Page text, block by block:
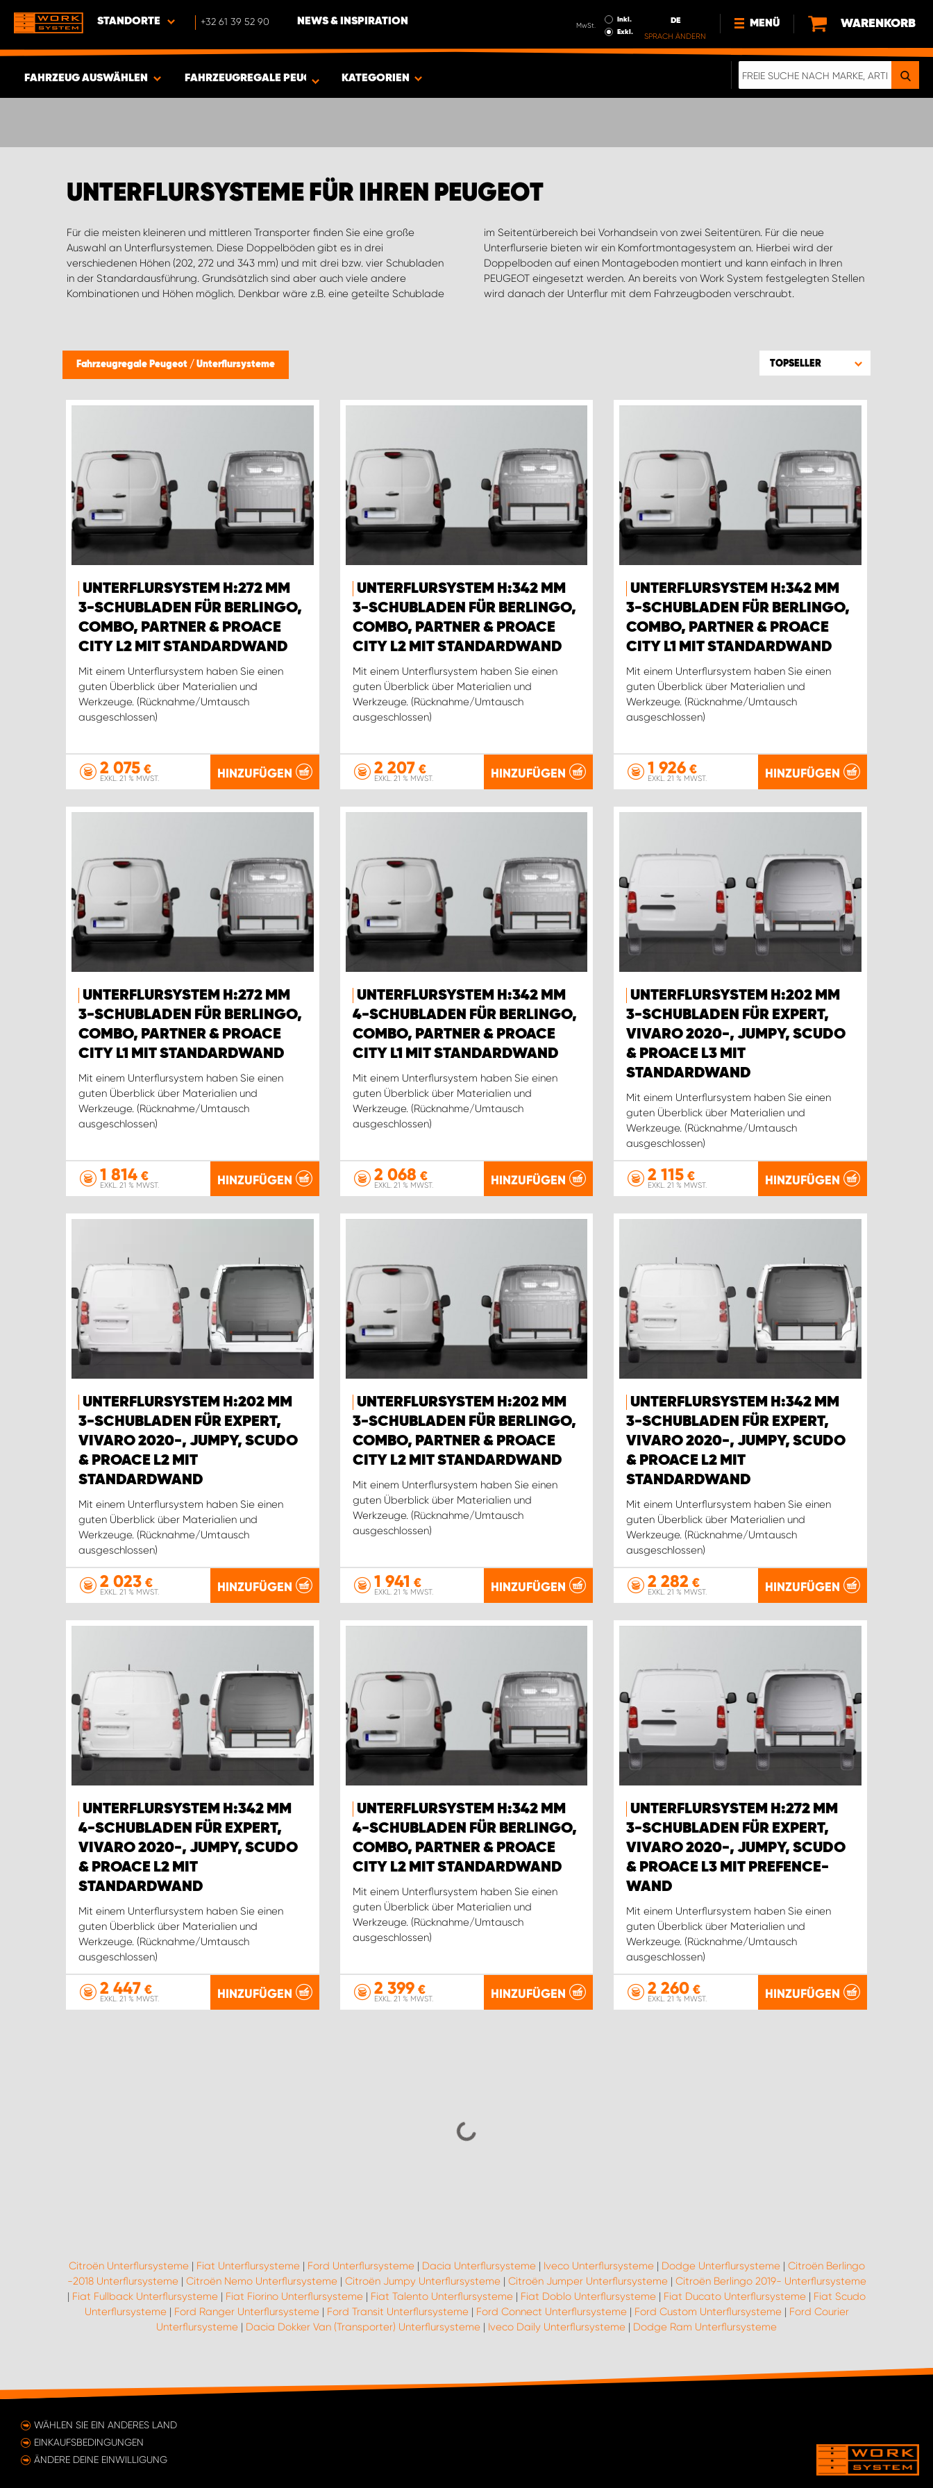
STANDORTE +32 61 39 52 90 NEWS & INSPIRATION MwSt.
Inkl.
Exkl.
DE
SPRACH ÄNDERN
MENÜ
NEWS
WARENKORB
FAHRZEUG AUSWÄHLEN FAHRZEUGREGALE PEUGEOT KATEGORIEN
UNTERFLURSYSTEME FÜR IHREN PEUGEOT
Für die meisten kleineren und mittleren Transporter finden Sie eine große
Auswahl an Unterflursystemen. Diese Doppelböden gibt es in drei
verschiedenen Höhen (202, 272 und 343 mm) und mit drei bzw. vier Schubladen
in der Standardausführung. Grundsätzlich sind aber auch viele andere
Kombinationen und Höhen möglich. Denkbar wäre z.B. eine geteilte Schublade
im Seitentürbereich bei Vorhandsein von zwei Seitentüren. Für die neue
Unterflurserie bieten wir ein Komfortmontagesystem an. Hierbei wird der
Doppelboden auf einen Montageboden montiert und kann einfach in Ihren
PEUGEOT eingesetzt werden. An bereits von Work System festgelegten Stellen
wird danach der Unterflur mit dem Fahrzeugboden verschraubt.
Fahrzeugregale Peugeot / Unterflursysteme TOPSELLER
UNTERFLURSYSTEM H:272 MM
3-SCHUBLADEN FÜR BERLINGO,
COMBO, PARTNER & PROACE
CITY L2 MIT STANDARDWAND
Mit einem Unterflursystem haben Sie einen
guten Überblick über Materialien und
Werkzeuge. (Rücknahme/Umtausch
ausgeschlossen)
2 075 €
EXKL. 21 % MWST. HINZUFÜGEN
UNTERFLURSYSTEM H:342 MM
3-SCHUBLADEN FÜR BERLINGO,
COMBO, PARTNER & PROACE
CITY L2 MIT STANDARDWAND
Mit einem Unterflursystem haben Sie einen
guten Überblick über Materialien und
Werkzeuge. (Rücknahme/Umtausch
ausgeschlossen)
2 207€
EXKL. 21 % MWST. HINZUFÜGEN
UNTERFLURSYSTEM H:342 MM
3-SCHUBLADEN FÜR BERLINGO,
COMBO, PARTNER & PROACE
CITY L1 MIT STANDARDWAND
Mit einem Unterflursystem haben Sie einen
guten Überblick über Materialien und
Werkzeuge. (Rücknahme/Umtausch
ausgeschlossen)
1 926 €
EXKL. 21 % MWST. HINZUFÜGEN
UNTERFLURSYSTEM H:272 MM
3-SCHUBLADEN FÜR BERLINGO,
COMBO, PARTNER & PROACE
CITY L1 MIT STANDARDWAND
Mit einem Unterflursystem haben Sie einen
guten Überblick über Materialien und
Werkzeuge. (Rücknahme/Umtausch
ausgeschlossen)
1 814 €
EXKL. 21 % MWST. HINZUFÜGEN
UNTERFLURSYSTEM H:342 MM
4-SCHUBLADEN FÜR BERLINGO,
COMBO, PARTNER & PROACE
CITY L1 MIT STANDARDWAND
Mit einem Unterflursystem haben Sie einen
guten Überblick über Materialien und
Werkzeuge. (Rücknahme/Umtausch
ausgeschlossen)
2 068 €
EXKL. 21 % MWST. HINZUFÜGEN
UNTERFLURSYSTEM H:202 MM
3-SCHUBLADEN FÜR EXPERT,
VIVARO 2020-, JUMPY, SCUDO
& PROACE L3 MIT
STANDARDWAND
Mit einem Unterflursystem haben Sie einen
guten Überblick über Materialien und
Werkzeuge. (Rücknahme/Umtausch
ausgeschlossen)
2 115 €
EXKL. 21 % MWST. HINZUFÜGEN
UNTERFLURSYSTEM H:202 MM
3-SCHUBLADEN FÜR EXPERT,
VIVARO 2020-, JUMPY, SCUDO
& PROACE L2 MIT
STANDARDWAND
Mit einem Unterflursystem haben Sie einen
guten Überblick über Materialien und
Werkzeuge. (Rücknahme/Umtausch
ausgeschlossen)
2 023 €
EXKL. 21 % MWST. HINZUFÜGEN
UNTERFLURSYSTEM H:202 MM
3-SCHUBLADEN FÜR BERLINGO,
COMBO, PARTNER & PROACE
CITY L2 MIT STANDARDWAND
Mit einem Unterflursystem haben Sie einen
guten Überblick über Materialien und
Werkzeuge. (Rücknahme/Umtausch
ausgeschlossen)
1 941 €
EXKL. 21 % MWST. HINZUFÜGEN
UNTERFLURSYSTEM H:342 MM
3-SCHUBLADEN FÜR EXPERT,
VIVARO 2020-, JUMPY, SCUDO
& PROACE L2 MIT
STANDARDWAND
Mit einem Unterflursystem haben Sie einen
guten Überblick über Materialien und
Werkzeuge. (Rücknahme/Umtausch
ausgeschlossen)
2 282 €
EXKL. 21 % MWST. HINZUFÜGEN
UNTERFLURSYSTEM H:342 MM
4-SCHUBLADEN FÜR EXPERT,
VIVARO 2020-, JUMPY, SCUDO
& PROACE L2 MIT
STANDARDWAND
Mit einem Unterflursystem haben Sie einen
guten Überblick über Materialien und
Werkzeuge. (Rücknahme/Umtausch
ausgeschlossen)
2 447 €
EXKL. 21 % MWST. HINZUFÜGEN
UNTERFLURSYSTEM H:342 MM
4-SCHUBLADEN FÜR BERLINGO,
COMBO, PARTNER & PROACE
CITY L2 MIT STANDARDWAND
Mit einem Unterflursystem haben Sie einen
guten Überblick über Materialien und
Werkzeuge. (Rücknahme/Umtausch
ausgeschlossen)
2 399€
EXKL. 21 % MWST. HINZUFÜGEN
UNTERFLURSYSTEM H:272 MM
3-SCHUBLADEN FÜR EXPERT,
VIVARO 2020-, JUMPY, SCUDO
& PROACE L3 MIT PREFENCE-
WAND
Mit einem Unterflursystem haben Sie einen
guten Überblick über Materialien und
Werkzeuge. (Rücknahme/Umtausch
ausgeschlossen)
2 260 €
EXKL. 21 % MWST. HINZUFÜGEN
Citroën Unterflursysteme| Fiat Unterflursysteme| Ford Unterflursysteme| Dacia Unterflursysteme| Iveco Unterflursysteme| Dodge Unterflursysteme| Citroën Berlingo
-2018 Unterflursysteme| Citroën Nemo Unterflursysteme| Citroën Jumpy Unterflursysteme| Citroën Jumper Unterflursysteme| Citroën Berlingo 2019- Unterflursysteme
| Fiat Fullback Unterflursysteme | Fiat Fiorino Unterflursysteme | Fiat Talento Unterflursysteme | Fiat Doblo Unterflursysteme | Fiat Ducato Unterflursysteme | Fiat Scudo
Unterflursysteme| Ford Ranger Unterflursysteme| Ford Transit Unterflursysteme| Ford Connect Unterflursysteme| Ford Custom Unterflursysteme| Ford Courier
Unterflursysteme | Dacia Dokker Van (Transporter) Unterflursysteme | Iveco Daily Unterflursysteme | Dodge Ram Unterflursysteme
WÄHLEN SIE EIN ANDERES LAND
EINKAUFSBEDINGUNGEN
ÄNDERE DEINE EINWILLIGUNG